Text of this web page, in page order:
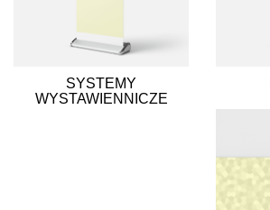
SYSTEMY
WYSTAWIENNICZE